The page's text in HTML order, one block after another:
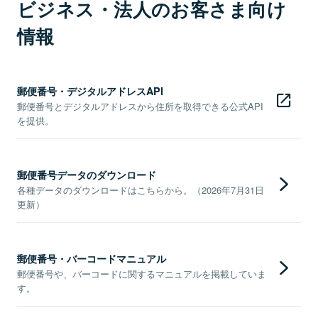
ビジネス・法人のお客さま向け
情報
郵便番号・デジタルアドレスAPI
郵便番号とデジタルアドレスから住所を取得できる公式API
を提供。
郵便番号データのダウンロード
各種データのダウンロードはこちらから。（2026年7月31日
更新）
郵便番号・バーコードマニュアル
郵便番号や、バーコードに関するマニュアルを掲載していま
す。